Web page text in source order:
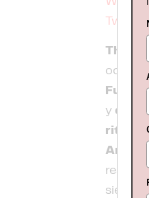
Twitter
The
Furs
y
ritmos
resto
siendo